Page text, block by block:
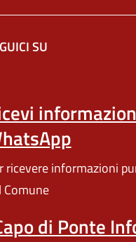
scheda).
SU
ricevere informazioni
Comune
di Ponte